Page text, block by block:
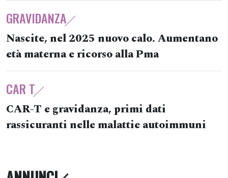
GRAVIDANZA
Nascite, nel 2025 nuovo calo. Aumentano
età materna e ricorso alla Pma
CAR T
CAR-T e gravidanza, primi dati
rassicuranti nelle malattie autoimmuni